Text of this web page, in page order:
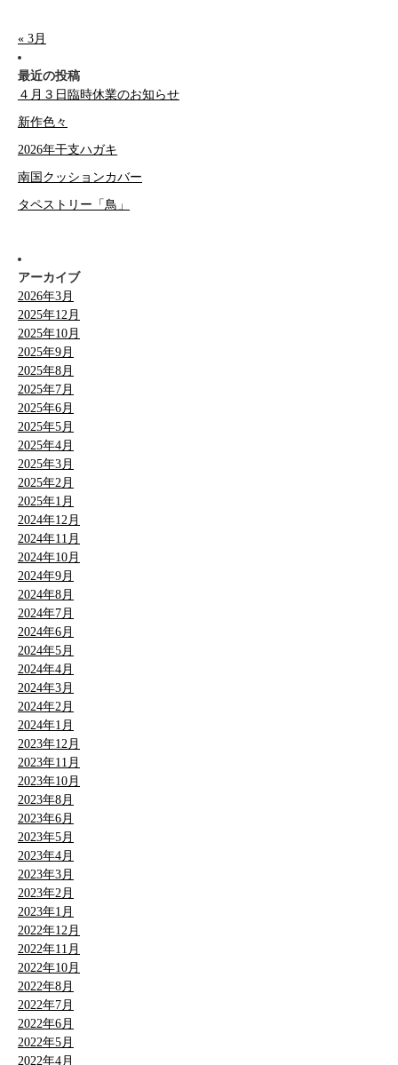
« 3月
最近の投稿
４月３日臨時休業のお知らせ
新作色々
2026年干支ハガキ
南国クッションカバー
タペストリー「鳥」
アーカイブ
2026年3月
2025年12月
2025年10月
2025年9月
2025年8月
2025年7月
2025年6月
2025年5月
2025年4月
2025年3月
2025年2月
2025年1月
2024年12月
2024年11月
2024年10月
2024年9月
2024年8月
2024年7月
2024年6月
2024年5月
2024年4月
2024年3月
2024年2月
2024年1月
2023年12月
2023年11月
2023年10月
2023年8月
2023年6月
2023年5月
2023年4月
2023年3月
2023年2月
2023年1月
2022年12月
2022年11月
2022年10月
2022年8月
2022年7月
2022年6月
2022年5月
2022年4月